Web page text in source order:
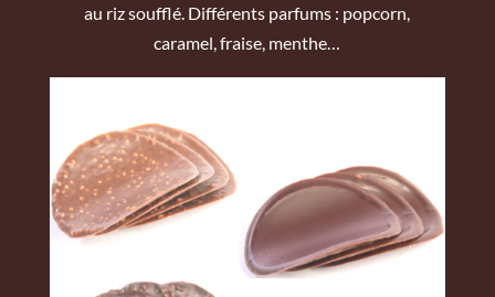
au riz soufflé. Différents parfums : popcorn,
caramel, fraise, menthe…